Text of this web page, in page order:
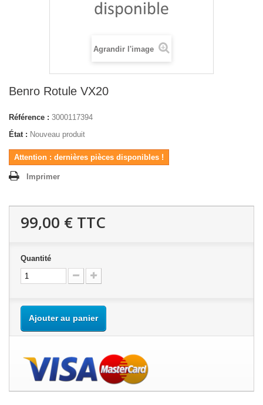
Agrandir l'image
Benro Rotule VX20
Référence : 3000117394
État : Nouveau produit
Attention : dernières pièces disponibles !
Imprimer
99,00 € TTC
Quantité
Ajouter au panier